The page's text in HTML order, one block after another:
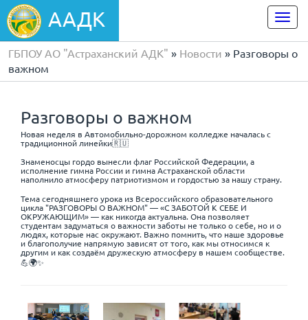
ААДК
ГБПОУ АО "Астраханский АДК" » Новости » Разговоры о
важном
Разговоры о важном
Новая неделя в Автомобильно-дорожном колледже началась с
традиционной линейки🇷🇺
Знаменосцы гордо вынесли флаг Российской Федерации, а
исполнение гимна России и гимна Астраханской области
наполнило атмосферу патриотизмом и гордостью за нашу страну.
Тема сегодняшнего урока из Всероссийского образовательного
цикла "РАЗГОВОРЫ О ВАЖНОМ" — «С ЗАБОТОЙ К СЕБЕ И
ОКРУЖАЮЩИМ» — как никогда актуальна. Она позволяет
студентам задуматься о важности заботы не только о себе, но и о
людях, которые нас окружают. Важно помнить, что наше здоровье
и благополучие напрямую зависят от того, как мы относимся к
другим и как создаём дружескую атмосферу в нашем сообществе.
💪🌍✨